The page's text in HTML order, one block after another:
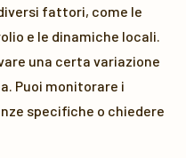
fattori, come le
e le dinamiche locali.
una certa variazione
Puoi monitorare i
specifiche o chiedere